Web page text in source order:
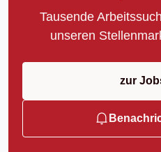
Tausende
unseren
zur